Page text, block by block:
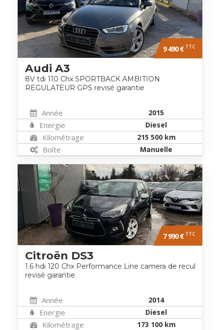
9 490 € TTC
Audi A3
8V tdi 110 Chx SPORTBACK AMBITION
REGULATEUR GPS revisé garantie
Année 2015
Energie Diesel
Kilométrage 215 500 km
Boîte Manuelle
7 990 € TTC
Citroën DS3
1.6 hdi 120 Chx Performance Line camera de recul
revisé garantie
Année 2014
Energie Diesel
Kilométrage 173 100 km